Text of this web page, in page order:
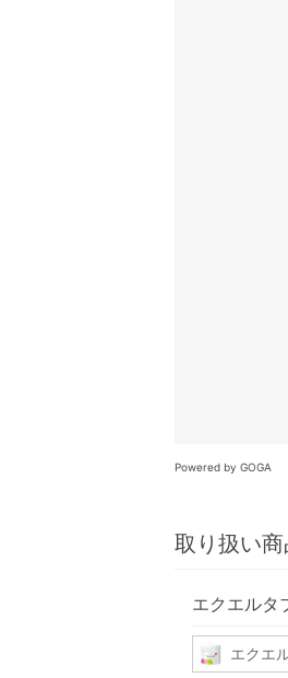
Powered by GOGA
取り扱い商
エクエルタ
エクエ